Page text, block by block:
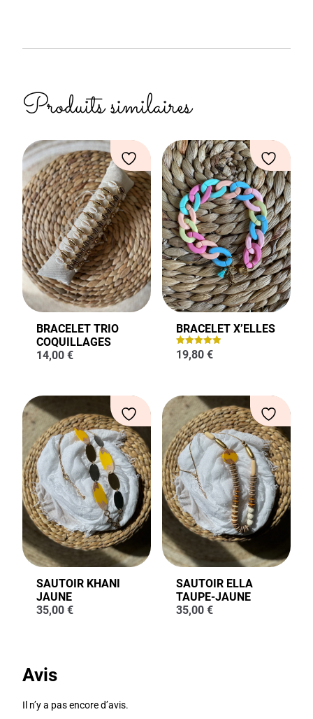
Produits similaires
BRACELET TRIO
COQUILLAGES
14,00 €
BRACELET X’ELLES
Note
5.00
19,80 €
SAUTOIR KHANI
JAUNE
35,00 €
SAUTOIR ELLA
TAUPE-JAUNE
35,00 €
Avis
Il n’y a pas encore d’avis.